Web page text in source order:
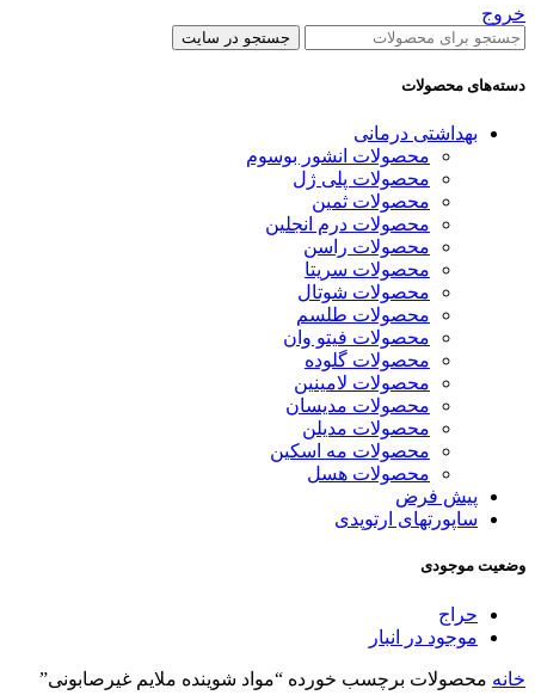
خروج
جستجو در سایت
دسته‌های محصولات
بهداشتی درمانی
محصولات انشور بوسوم
محصولات پلی ژل
محصولات ثمین
محصولات درم انجلین
محصولات راسن
محصولات سریتا
محصولات شوتال
محصولات طلسم
محصولات فیتو وان
محصولات گلوده
محصولات لامینین
محصولات مدیسان
محصولات مدیلن
محصولات مه اسکین
محصولات هسل
پیش فرض
ساپورتهای ارتوپدی
وضعیت موجودی
حراج
موجود در انبار
خانه محصولات برچسب خورده “مواد شوینده ملایم غیرصابونی”